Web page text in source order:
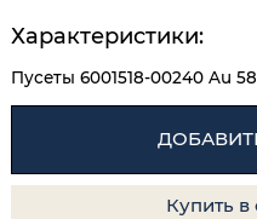
Характеристики:
Пусеты 6001518-00240 Au
Купить